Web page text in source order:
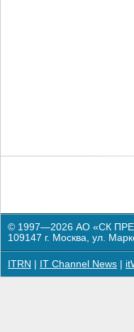
© 1997—2026 АО «СК
109147 г. Москва, ул.
ITRN IT Channel News